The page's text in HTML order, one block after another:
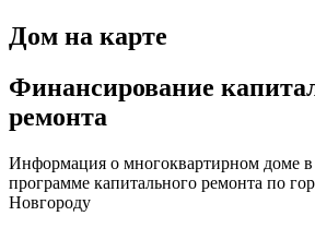
Дом на карте
Финансирование
ремонта
Информация о многоквартирном доме в
программе капитального ремонта по
Новгороду